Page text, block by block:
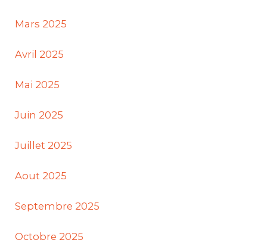
Mars 2025
Avril 2025
Mai 2025
Juin 2025
Juillet 2025
Aout 2025
Septembre 2025
Octobre 2025